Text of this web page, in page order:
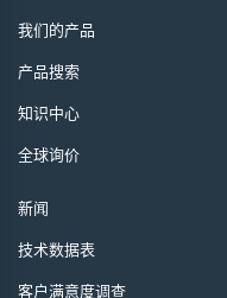
我们的产品
产品搜索
知识中心
全球询价
新闻
技术数据表
客户满意度调查